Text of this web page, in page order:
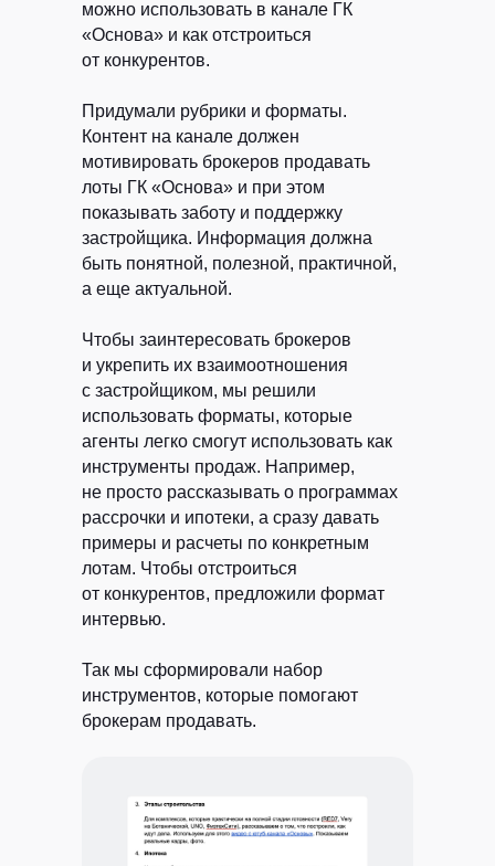
можно использовать в канале ГК
«Основа» и как отстроиться
от конкурентов.
Придумали рубрики и форматы.
Контент на канале должен
мотивировать брокеров продавать
лоты ГК «Основа» и при этом
показывать заботу и поддержку
застройщика. Информация должна
быть понятной, полезной, практичной,
а еще актуальной.
Чтобы заинтересовать брокеров
и укрепить их взаимоотношения
с застройщиком, мы решили
использовать форматы, которые
агенты легко смогут использовать как
инструменты продаж. Например,
не просто рассказывать о программах
рассрочки и ипотеки, а сразу давать
примеры и расчеты по конкретным
лотам. Чтобы отстроиться
от конкурентов, предложили формат
интервью.
Так мы сформировали набор
инструментов, которые помогают
брокерам продавать.